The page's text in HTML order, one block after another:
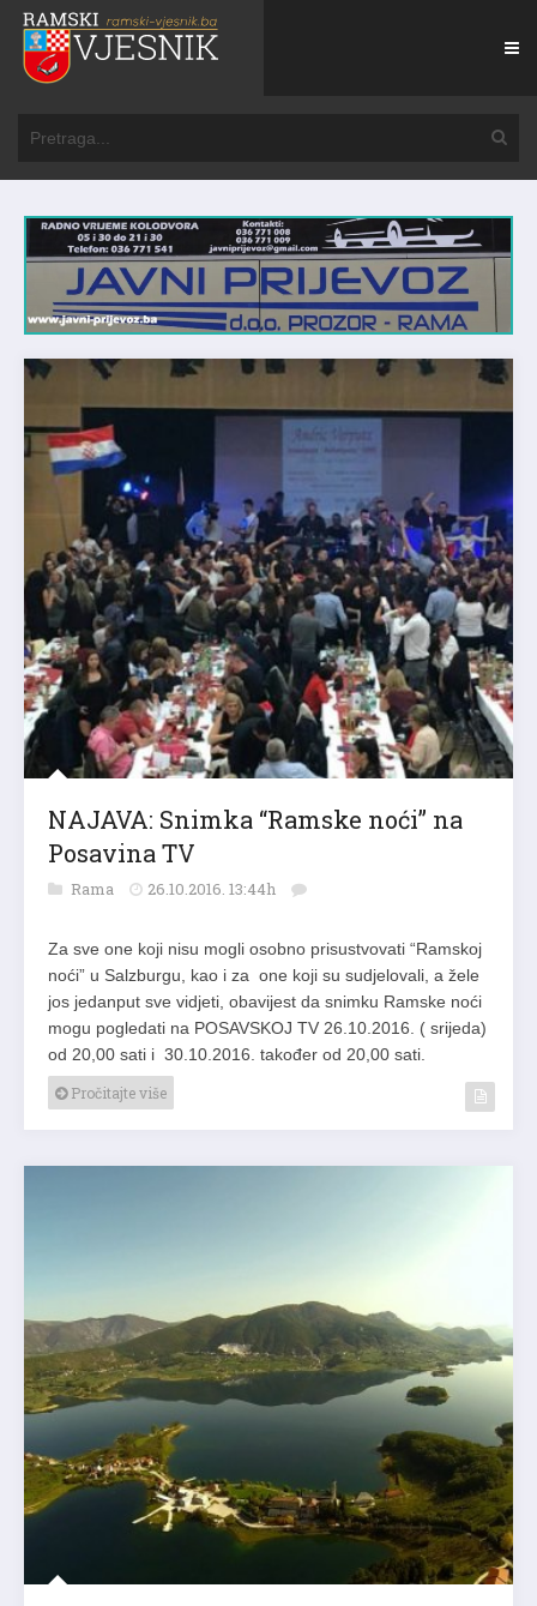
NAJAVA: Snimka “Ramske noći” na
Posavina TV
Rama 26.10.2016. 13:44h
Za sve one koji nisu mogli osobno prisustvovati “Ramskoj
noći” u Salzburgu, kao i za one koji su sudjelovali, a žele
jos jedanput sve vidjeti, obavijest da snimku Ramske noći
mogu pogledati na POSAVSKOJ TV 26.10.2016. ( srijeda)
od 20,00 sati i 30.10.2016. također od 20,00 sati.
Pročitajte više